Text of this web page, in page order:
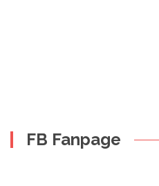
FB Fanpage